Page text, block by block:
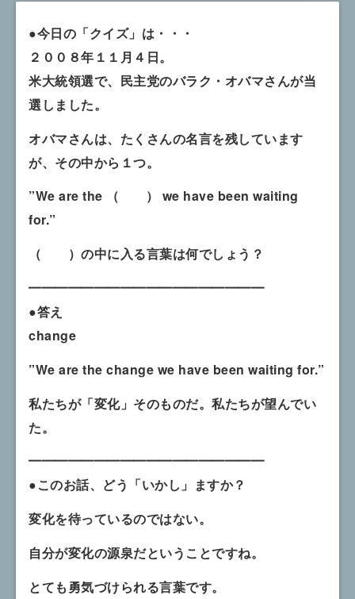
●今日の「クイズ」は・・・
２００８年１１月４日。
米大統領選で、民主党のバラク・オバマさんが当
選しました。
オバマさんは、たくさんの名言を残しています
が、その中から１つ。
”We are the （ ） we have been waiting
for.”
（ ）の中に入る言葉は何でしょう？
━━━━━━━━━━━━━━━━━━
●答え
change
”We are the change we have been waiting for.”
私たちが「変化」そのものだ。私たちが望んでい
た。
━━━━━━━━━━━━━━━━━━
●このお話、どう「いかし」ますか？
変化を待っているのではない。
自分が変化の源泉だということですね。
とても勇気づけられる言葉です。